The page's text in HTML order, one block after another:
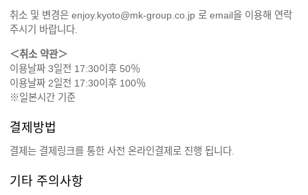
취소 및 변경은 enjoy.kyoto@mk-group.co.jp 로 email을 이용해 연락
주시기 바랍니다.
＜취소 약관＞
이용날짜 3일전 17:30이후 50％
이용날짜 2일전 17:30이후 100％
※일본시간 기준
결제방법
결제는 결제링크를 통한 사전 온라인결제로 진행 됩니다.
기타 주의사항